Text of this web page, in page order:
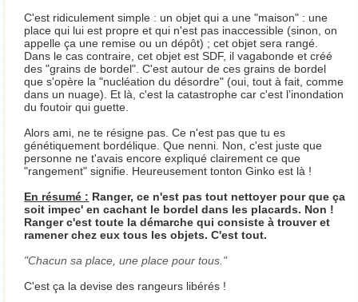
C'est ridiculement simple : un objet qui a une "maison" : une
place qui lui est propre et qui n'est pas inaccessible (sinon, on
appelle ça une remise ou un dépôt) ; cet objet sera rangé.
Dans le cas contraire, cet objet est SDF, il vagabonde et créé
des "grains de bordel". C'est autour de ces grains de bordel
que s'opère la "nucléation du désordre" (oui, tout à fait, comme
dans un nuage). Et là, c'est la catastrophe car c'est l’inondation
du foutoir qui guette.
Alors ami, ne te résigne pas. Ce n'est pas que tu es
génétiquement bordélique. Que nenni. Non, c'est juste que
personne ne t'avais encore expliqué clairement ce que
"rangement" signifie. Heureusement tonton Ginko est là !
En résumé : Ranger, ce n'est pas tout nettoyer pour que ça
soit impec' en cachant le bordel dans les placards. Non !
Ranger c'est toute la démarche qui consiste à trouver et
ramener chez eux tous les objets. C'est tout.
Chacun sa place, une place pour tous.
C'est ça la devise des rangeurs libérés !